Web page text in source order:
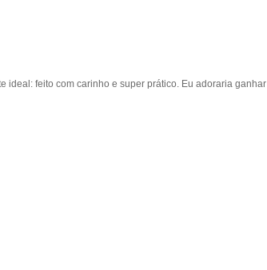
ideal: feito com carinho e super prático. Eu adoraria ganhar